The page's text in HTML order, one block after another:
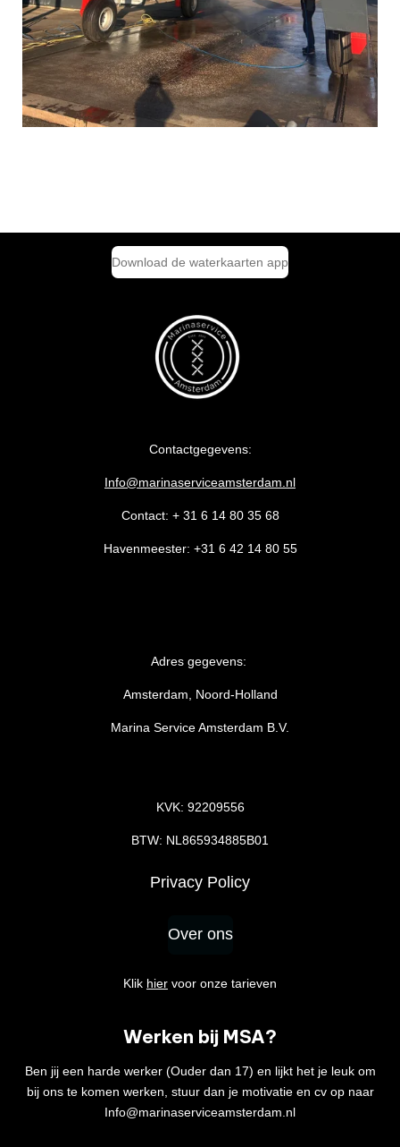
Download de waterkaarten app
Contactgegevens:
Info@marinaserviceamsterdam.nl
Contact: + 31 6 14 80 35 68
Havenmeester: +31 6 42 14 80 55
Adres gegevens:
Amsterdam, Noord-Holland
Marina Service Amsterdam B.V.
KVK: 92209556
BTW: NL865934885B01
Privacy Policy
Over ons
Klik hier voor onze tarieven
Werken bij MSA?
Ben jij een harde werker (Ouder dan 17) en lijkt het je leuk om
bij ons te komen werken, stuur dan je motivatie en cv op naar
Info@marinaserviceamsterdam.nl